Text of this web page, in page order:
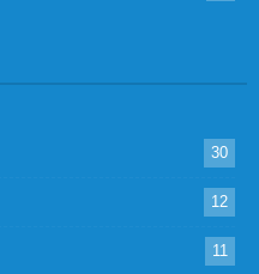
30
12
11